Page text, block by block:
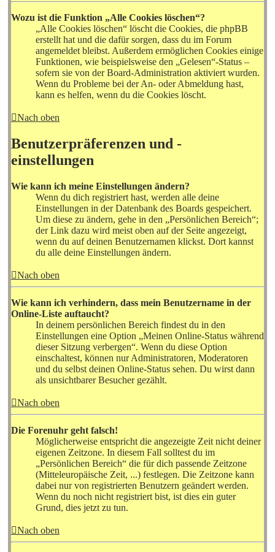
Wozu ist die Funktion „Alle Cookies löschen“?
„Alle Cookies löschen“ löscht die Cookies, die phpBB
erstellt hat und die dafür sorgen, dass du im Forum
angemeldet bleibst. Außerdem ermöglichen Cookies einige
Funktionen, wie beispielsweise den „Gelesen“-Status –
sofern sie von der Board-Administration aktiviert wurden.
Wenn du Probleme bei der An- oder Abmeldung hast,
kann es helfen, wenn du die Cookies löscht.
Nach oben
Benutzerpräferenzen und -
einstellungen
Wie kann ich meine Einstellungen ändern?
Wenn du dich registriert hast, werden alle deine
Einstellungen in der Datenbank des Boards gespeichert.
Um diese zu ändern, gehe in den „Persönlichen Bereich“;
der Link dazu wird meist oben auf der Seite angezeigt,
wenn du auf deinen Benutzernamen klickst. Dort kannst
du alle deine Einstellungen ändern.
Nach oben
Wie kann ich verhindern, dass mein Benutzername in der
Online-Liste auftaucht?
In deinem persönlichen Bereich findest du in den
Einstellungen eine Option „Meinen Online-Status während
dieser Sitzung verbergen“. Wenn du diese Option
einschaltest, können nur Administratoren, Moderatoren
und du selbst deinen Online-Status sehen. Du wirst dann
als unsichtbarer Besucher gezählt.
Nach oben
Die Forenuhr geht falsch!
Möglicherweise entspricht die angezeigte Zeit nicht deiner
eigenen Zeitzone. In diesem Fall solltest du im
„Persönlichen Bereich“ die für dich passende Zeitzone
(Mitteleuropäische Zeit, ...) festlegen. Die Zeitzone kann
dabei nur von registrierten Benutzern geändert werden.
Wenn du noch nicht registriert bist, ist dies ein guter
Grund, dies jetzt zu tun.
Nach oben